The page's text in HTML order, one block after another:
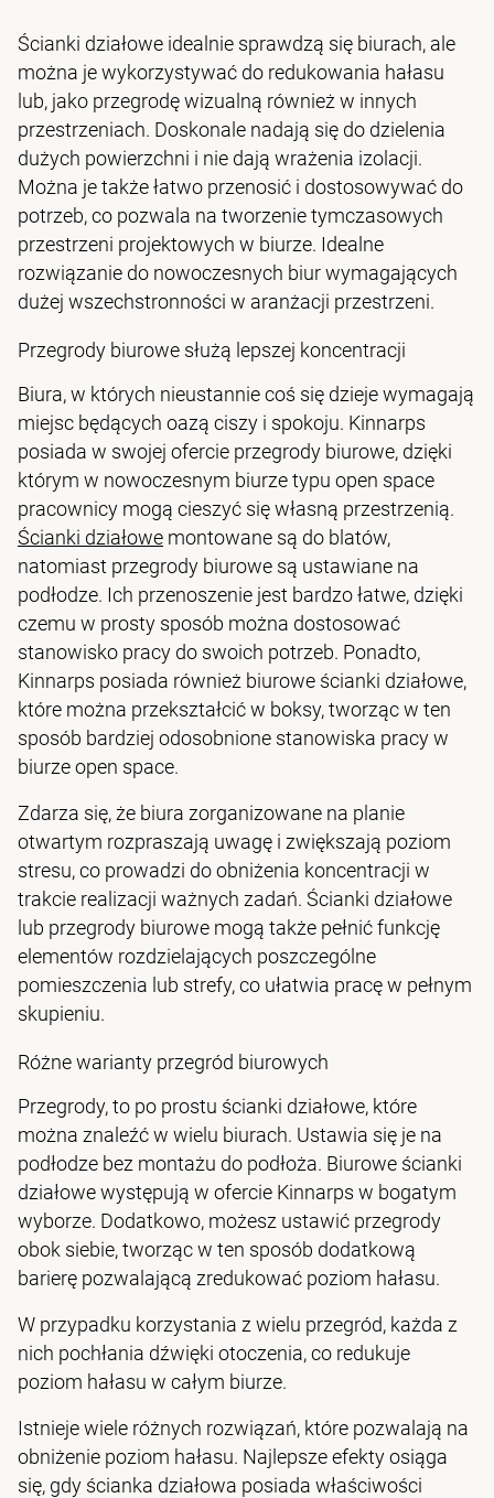
Ścianki działowe idealnie sprawdzą się biurach, ale
można je wykorzystywać do redukowania hałasu
lub, jako przegrodę wizualną również w innych
przestrzeniach. Doskonale nadają się do dzielenia
dużych powierzchni i nie dają wrażenia izolacji.
Można je także łatwo przenosić i dostosowywać do
potrzeb, co pozwala na tworzenie tymczasowych
przestrzeni projektowych w biurze. Idealne
rozwiązanie do nowoczesnych biur wymagających
dużej wszechstronności w aranżacji przestrzeni.
Przegrody biurowe służą lepszej koncentracji
Biura, w których nieustannie coś się dzieje wymagają
miejsc będących oazą ciszy i spokoju. Kinnarps
posiada w swojej ofercie przegrody biurowe, dzięki
którym w nowoczesnym biurze typu open space
pracownicy mogą cieszyć się własną przestrzenią.
Ścianki działowe montowane są do blatów,
natomiast przegrody biurowe są ustawiane na
podłodze. Ich przenoszenie jest bardzo łatwe, dzięki
czemu w prosty sposób można dostosować
stanowisko pracy do swoich potrzeb. Ponadto,
Kinnarps posiada również biurowe ścianki działowe,
które można przekształcić w boksy, tworząc w ten
sposób bardziej odosobnione stanowiska pracy w
biurze open space.
Zdarza się, że biura zorganizowane na planie
otwartym rozpraszają uwagę i zwiększają poziom
stresu, co prowadzi do obniżenia koncentracji w
trakcie realizacji ważnych zadań. Ścianki działowe
lub przegrody biurowe mogą także pełnić funkcję
elementów rozdzielających poszczególne
pomieszczenia lub strefy, co ułatwia pracę w pełnym
skupieniu.
Różne warianty przegród biurowych
Przegrody, to po prostu ścianki działowe, które
można znaleźć w wielu biurach. Ustawia się je na
podłodze bez montażu do podłoża. Biurowe ścianki
działowe występują w ofercie Kinnarps w bogatym
wyborze. Dodatkowo, możesz ustawić przegrody
obok siebie, tworząc w ten sposób dodatkową
barierę pozwalającą zredukować poziom hałasu.
W przypadku korzystania z wielu przegród, każda z
nich pochłania dźwięki otoczenia, co redukuje
poziom hałasu w całym biurze.
Istnieje wiele różnych rozwiązań, które pozwalają na
obniżenie poziom hałasu. Najlepsze efekty osiąga
się, gdy ścianka działowa posiada właściwości